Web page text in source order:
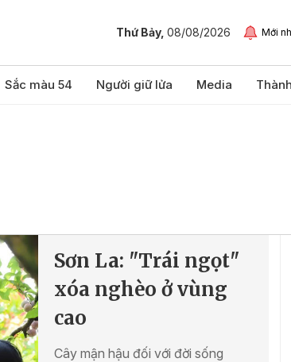
Thứ Bảy, 08/08/2026 Mới
Sắc màu 54 Người giữ lửa Media
Sơn La: "Trái ngọt"
xóa nghèo ở vùng
cao
Cây mận hậu đối với đời sống